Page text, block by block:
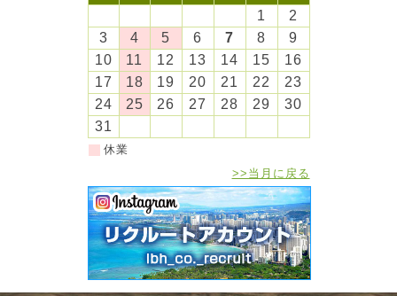
1
2
3
4 5 6 7 8
9
10
11 12 13 14 15
16
17
18 19 20 21 22
23
24
25 26 27 28 29
30
31
休業
>>当月に戻る